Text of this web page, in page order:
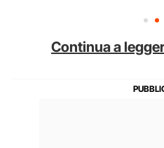
Continua a